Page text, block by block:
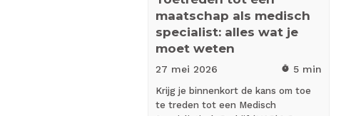
maatschap als medisch
specialist: alles wat je
moet weten
27 mei 2026 timer 5 min
Krijg je binnenkort de kans om toe
te treden tot een Medisch